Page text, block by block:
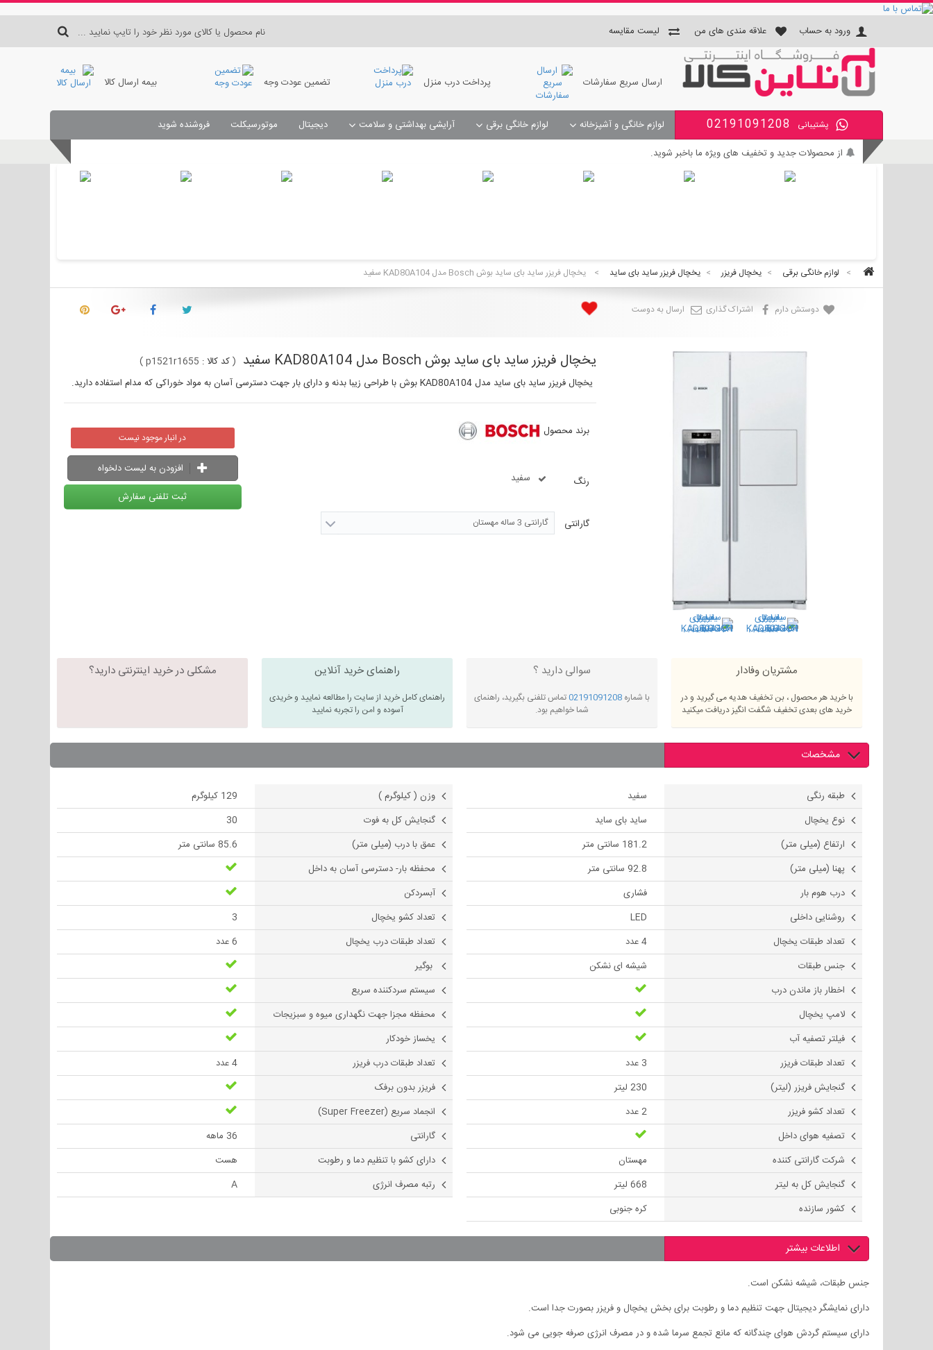
ورود به حساب علاقه مندی های من لیست مقایسه
ارسال سریع سفارشات پرداخت درب منزل تضمین عودت وجه بیمه ارسال کالا
پشتیبانی 02191091208 لوازم خانگی و آشپزخانه لوازم خانگی برقی آرایشی بهداشتی و سلامت دیجیتال موتورسیکلت
فروشنده شوید
برای اطلاع از زمان تحویل سفارشات ، از حساب کاربری خود و تاریخچه سفارشات بر روی نام سفارش کلیک کنید
> لوازم خانگی برقی > یخچال فریزر > یخچال فریزر ساید بای ساید > یخچال فریزر ساید بای ساید بوش Bosch مدل KAD80A104 سفید
دوستش دارم اشتراک گذاری ارسال به دوست
یخچال فریزر ساید بای ساید بوش Bosch مدل KAD80A104 سفید (کد کالا : p1521r1655
)
یخچال فریزر ساید بای ساید مدل KAD80A104 بوش با طراحی زیبا بدنه و دارای بار جهت دسترسی آسان به مواد خوراکی که مدام استفاده دارید.
برند محصول
رنگ سفید
گارانتی گارانتی 3 ساله مهستان
در انبار موجود نیست
افزودن به لیست دلخواه
ثبت تلفنی سفارش
مشتریان وفادار
با خرید هر محصول ، بن تخفیف هدیه می گیرید و در
خرید های بعدی تخفیف شگفت انگیز دریافت میکنید
سوالی دارید ؟
با شماره 02191091208تماس تلفنی بگیرید، راهنمای
شما خواهیم بود.
راهنمای خرید آنلاین
راهنمای کامل خرید از سایت را مطالعه نمایید و خریدی
آسوده و امن را تجربه نمایید
مشکلی در خرید اینترنتی دارید؟
مشخصات
طبقه رنگی سفید وزن ( کیلوگرم )
129 کیلوگرم
نوع یخچال
ساید بای ساید گنجایش کل به فوت
30
ارتفاع (میلی متر)
181.2 سانتی متر عمق با درب (میلی متر)
85.6 سانتی متر
پهنا (میلی متر)
92.8 سانتی متر
محفظه بار- دسترسی آسان به داخل
درب هوم بار
فشاری
آبسردکن
روشنایی داخلی
LED تعداد کشو یخچال
3
تعداد طبقات یخچال
4 عدد تعداد طبقات درب یخچال
6 عدد
جنس طبقات
شیشه ای نشکن
بوگیر
اخطار باز ماندن درب
سیستم سردکننده سریع
لامپ یخچال
محفظه مجزا جهت نگهداری میوه و سبزیجات
فیلتر تصفیه آب
یخساز خودکار
تعداد طبقات فریزر
3 عدد تعداد طبقات درب فریزر
4 عدد
گنجايش فريزر (لیتر)
230 لیتر
فریزر بدون برفک
تعداد کشو فریزر
2 عدد
انجماد سریع (Super Freezer)
تصفیه هوای داخل
گارانتی
36 ماهه
شرکت گارانتی کننده
مهستان دارای کشو با تنظیم دما و رطوبت
هست
گنجایش کل به لیتر
668 لیتر رتبه مصرف انرژی
A
کشور سازنده
کره جنوبی
اطلاعات بیشتر
جنس طبقات، شیشه نشکن است.
دارای نمایشگر دیجیتال جهت تنظیم دما و رطوبت برای بخش یخچال و فریزر بصورت جدا است.
دارای سیستم گردش هوای چندگانه که مانع تجمع سرما شده و در مصرف انرژی صرفه جویی می شود.